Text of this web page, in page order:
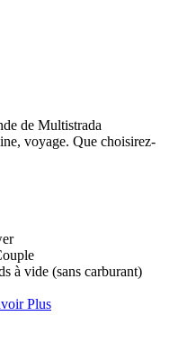
de Multistrada
voyage. Que choisirez-
à vide (sans carburant)
Plus